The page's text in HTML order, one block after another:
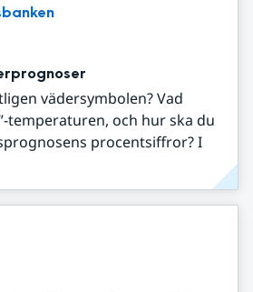
vädersymbolen? Vad
temperaturen, och hur ska du
procentsiffror? I